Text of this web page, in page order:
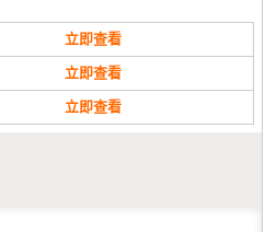
立即查看
立即查看
立即查看